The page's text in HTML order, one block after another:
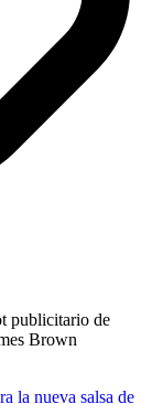
publicitario de
Brown
la nueva salsa de